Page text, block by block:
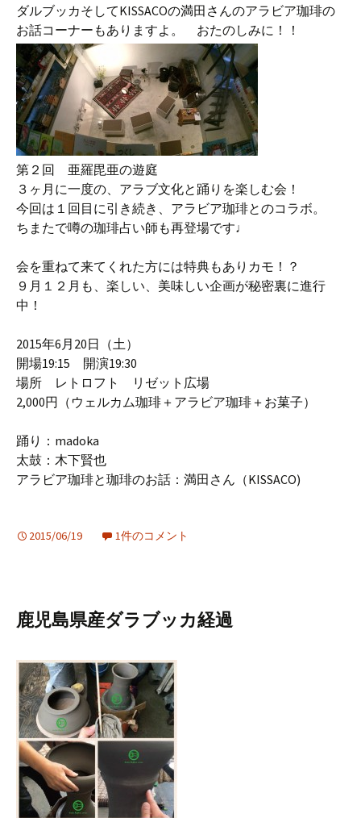
ダルブッカそしてKISSACOの満田さんのアラビア珈琲の
お話コーナーもありますよ。 おたのしみに！！
第２回 亜羅毘亜の遊庭
３ヶ月に一度の、アラブ文化と踊りを楽しむ会！
今回は１回目に引き続き、アラビア珈琲とのコラボ。
ちまたで噂の珈琲占い師も再登場です♩
会を重ねて来てくれた方には特典もありカモ！？
９月１２月も、楽しい、美味しい企画が秘密裏に進行
中！
2015年6月20日（土）
開場19:15 開演19:30
場所 レトロフト リゼット広場
2,000円（ウェルカム珈琲＋アラビア珈琲＋お菓子）
踊り：madoka
太鼓：木下賢也
アラビア珈琲と珈琲のお話：満田さん（KISSACO)
2015/06/19 1件のコメント
鹿児島県産ダラブッカ経過